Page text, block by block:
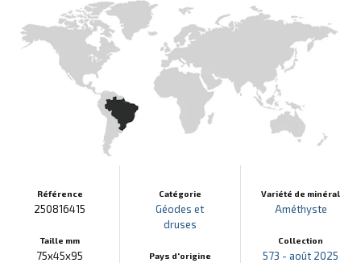
Référence
250816415
Taille mm
75x45x95
Catégorie
Géodes et
druses
Pays d'origine
Variété de minéral
Améthyste
Collection
573 - août 2025